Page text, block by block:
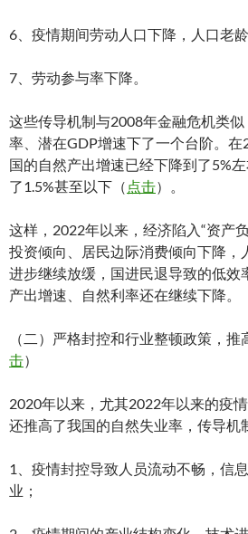
6、疫情期间劳动人口下降，人口老
7、劳动参与率下降。
这些传导机制与2008年金融危机类
率、潜在GDP增速下了一个台阶。
国的自然产出增速已经下降到了5%
了1.5%甚至以下（ 点击）。
这样，2022年以来，经济陷入“资产
投资倾向、居民边际消费倾向下降，
进步继续放缓，国进民退导致的低效
产出增速、自然利率还在继续下降。
（二）严格封控和行业整顿政策，推
击）
2020年以来，尤其2022年以来的疫
还推高了我国的自然失业率，传导机
1、疫情封控导致人员流动不畅，信
业；